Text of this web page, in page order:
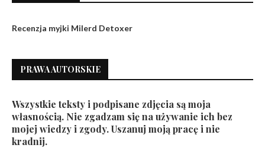
Recenzja myjki Milerd Detoxer
PRAWA AUTORSKIE
Wszystkie teksty i podpisane zdjęcia są moja
własnością. Nie zgadzam się na używanie ich bez
mojej wiedzy i zgody. Uszanuj moją pracę i nie
kradnij.